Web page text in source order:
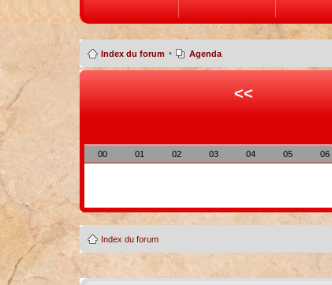
Index du forum • Agenda
<<
00 01 02 03 04 05 06
Index du forum